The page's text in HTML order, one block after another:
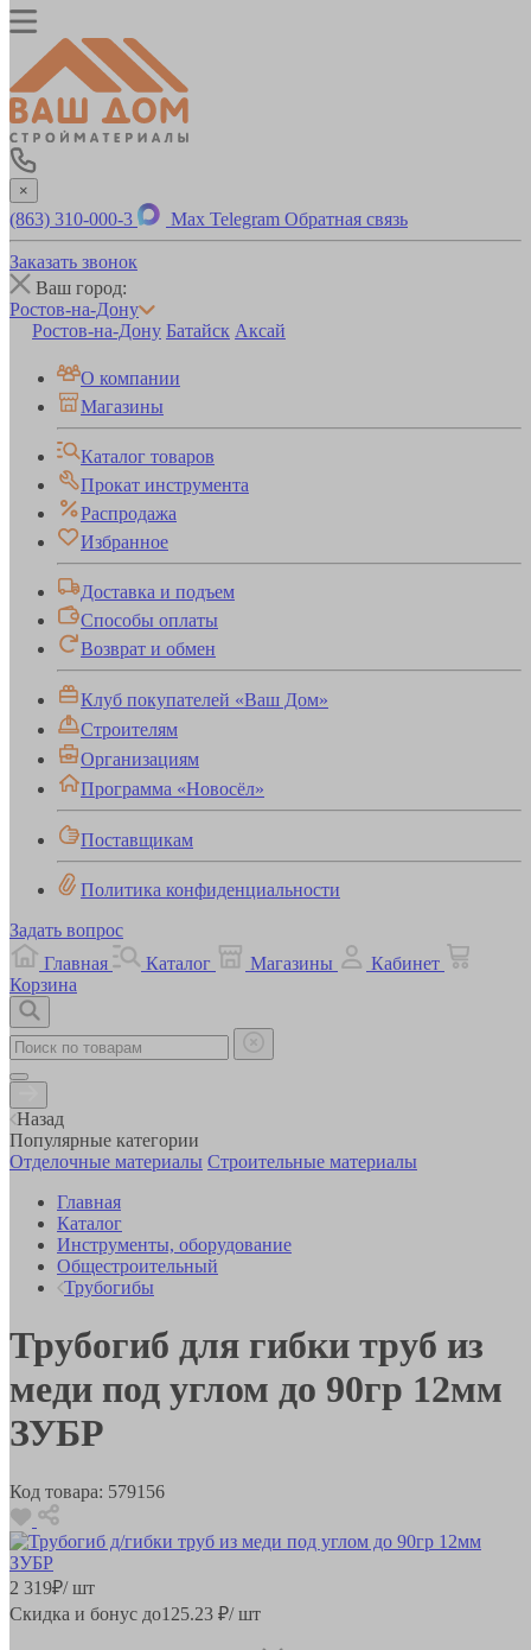
×
(863) 310-000-3 Max Telegram Обратная связь
Заказать звонок
Ваш город:
Ростов-на-Дону
Ростов-на-Дону Батайск Аксай
О компании
Магазины
Каталог товаров
Прокат инструмента
Распродажа
Избранное
Доставка и подъем
Способы оплаты
Возврат и обмен
Клуб покупателей «Ваш Дом»
Строителям
Организациям
Программа «Новосёл»
Поставщикам
Политика конфиденциальности
Задать вопрос
Главная
Каталог Магазины
Кабинет
Корзина
Назад
Популярные категории
Отделочные материалы Строительные материалы
Главная
Каталог
Инструменты, оборудование
Общестроительный
Трубогибы
Трубогиб для гибки труб из
меди под углом до 90гр 12мм
ЗУБР
Код товара: 579156
2 319₽/ шт
Скидка и бонус до125.23 ₽/ шт